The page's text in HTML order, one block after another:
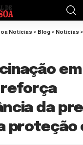
Notícias > Blog > Noticias >
reforça
da
proteção